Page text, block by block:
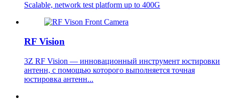
Scalable, network test platform up to 400G
RF Vision
3Z RF Vision — инновационный инструмент юстировки
антенн, с помощью которого выполняется точная
юстировка антенн...